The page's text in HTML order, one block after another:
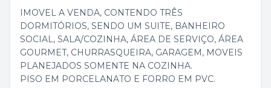
IMOVEL A VENDA, CONTENDO TRÊS
DORMITÓRIOS, SENDO UM SUITE, BANHEIRO
SOCIAL, SALA/COZINHA, ÁREA DE SERVIÇO, ÁREA
GOURMET, CHURRASQUEIRA, GARAGEM, MOVEIS
PLANEJADOS SOMENTE NA COZINHA.
PISO EM PORCELANATO E FORRO EM PVC.